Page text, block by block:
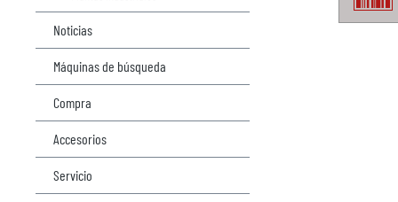
Noticias
Máquinas de búsqueda
Compra
Accesorios
Servicio